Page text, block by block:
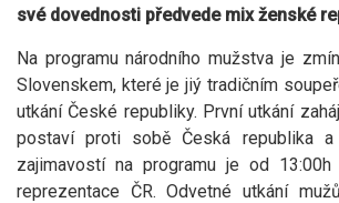
své dovednosti předvede mix ženské
Na programu národního mužstva je
Slovenskem, které je jiý tradičním
utkání České republiky. První utkání
postaví proti sobě Česká republika a
zajimavostí na programu je od
reprezentace ČR. Odvetné utkání